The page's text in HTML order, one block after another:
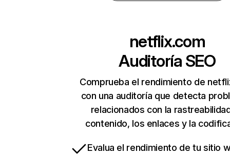
netflix.com
Auditoría SEO
Comprueba el rendimiento de
con una auditoría que detecta
relacionados con la
contenido, los enlaces y la
Evalua el rendimiento de tu sitio